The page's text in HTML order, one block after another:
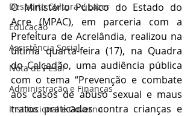
Desporto Cultura e Lazer
Educação
Assistência Social
Nota de Pesar
Administração e Finanças
Institucional e Governo
O Ministério Público do Estado do
Acre (MPAC), em parceria com a
Prefeitura de Acrelândia, realizou na
última quarta-feira (17), na Quadra
do Calçadão, uma audiência pública
com o tema “Prevenção e combate
aos casos de abuso sexual e maus
tratos praticados contra crianças e